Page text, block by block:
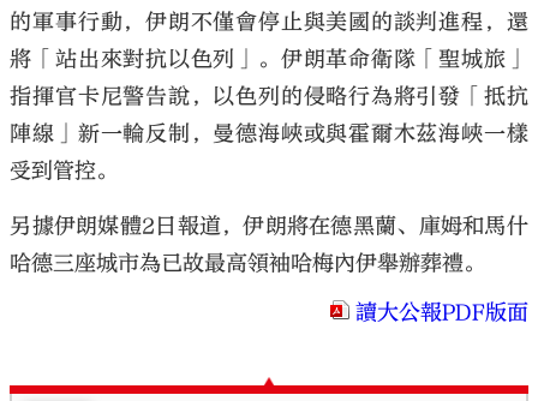
的軍事行動，伊朗不僅會停止與美國的談判進程，還
將「站出來對抗以色列」。伊朗革命衛隊「聖城旅」
指揮官卡尼警告說，以色列的侵略行為將引發「抵抗
陣線」新一輪反制，曼德海峽或與霍爾木茲海峽一樣
受到管控。
另據伊朗媒體2日報道，伊朗將在德黑蘭、庫姆和馬什
哈德三座城市為已故最高領袖哈梅內伊舉辦葬禮。
讀大公報PDF版面